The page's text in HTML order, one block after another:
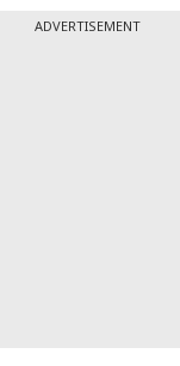
ADVERTISEMENT